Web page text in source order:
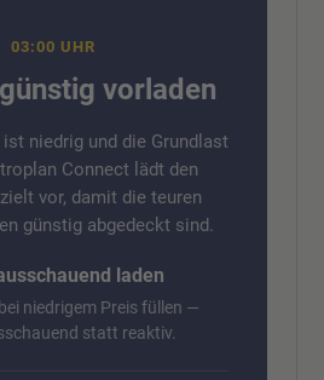
03:00 UHR
vorladen
niedrig und die Grundlast
Connect lädt den
vor, damit die teuren
günstig abgedeckt sind.
laden
niedrigem Preis füllen —
statt reaktiv.